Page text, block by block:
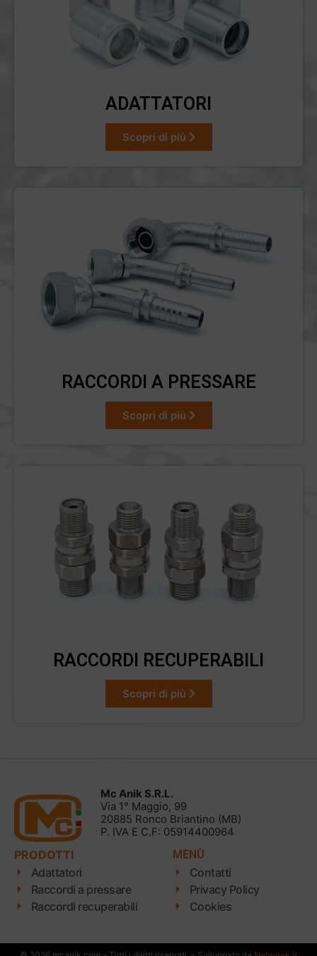
ADATTATORI
Scopri di più
RACCORDI A PRESSARE
Scopri di più
RACCORDI RECUPERABILI
Scopri di più
Mc Anik S.R.L.
Via 1° Maggio, 99
20885 Ronco Briantino (MB)
P. IVA E C.F: 05914400964
PRODOTTI
Adattatori
Raccordi a pressare
Raccordi recuperabili
MENÙ
Contatti
Privacy Policy
Cookies